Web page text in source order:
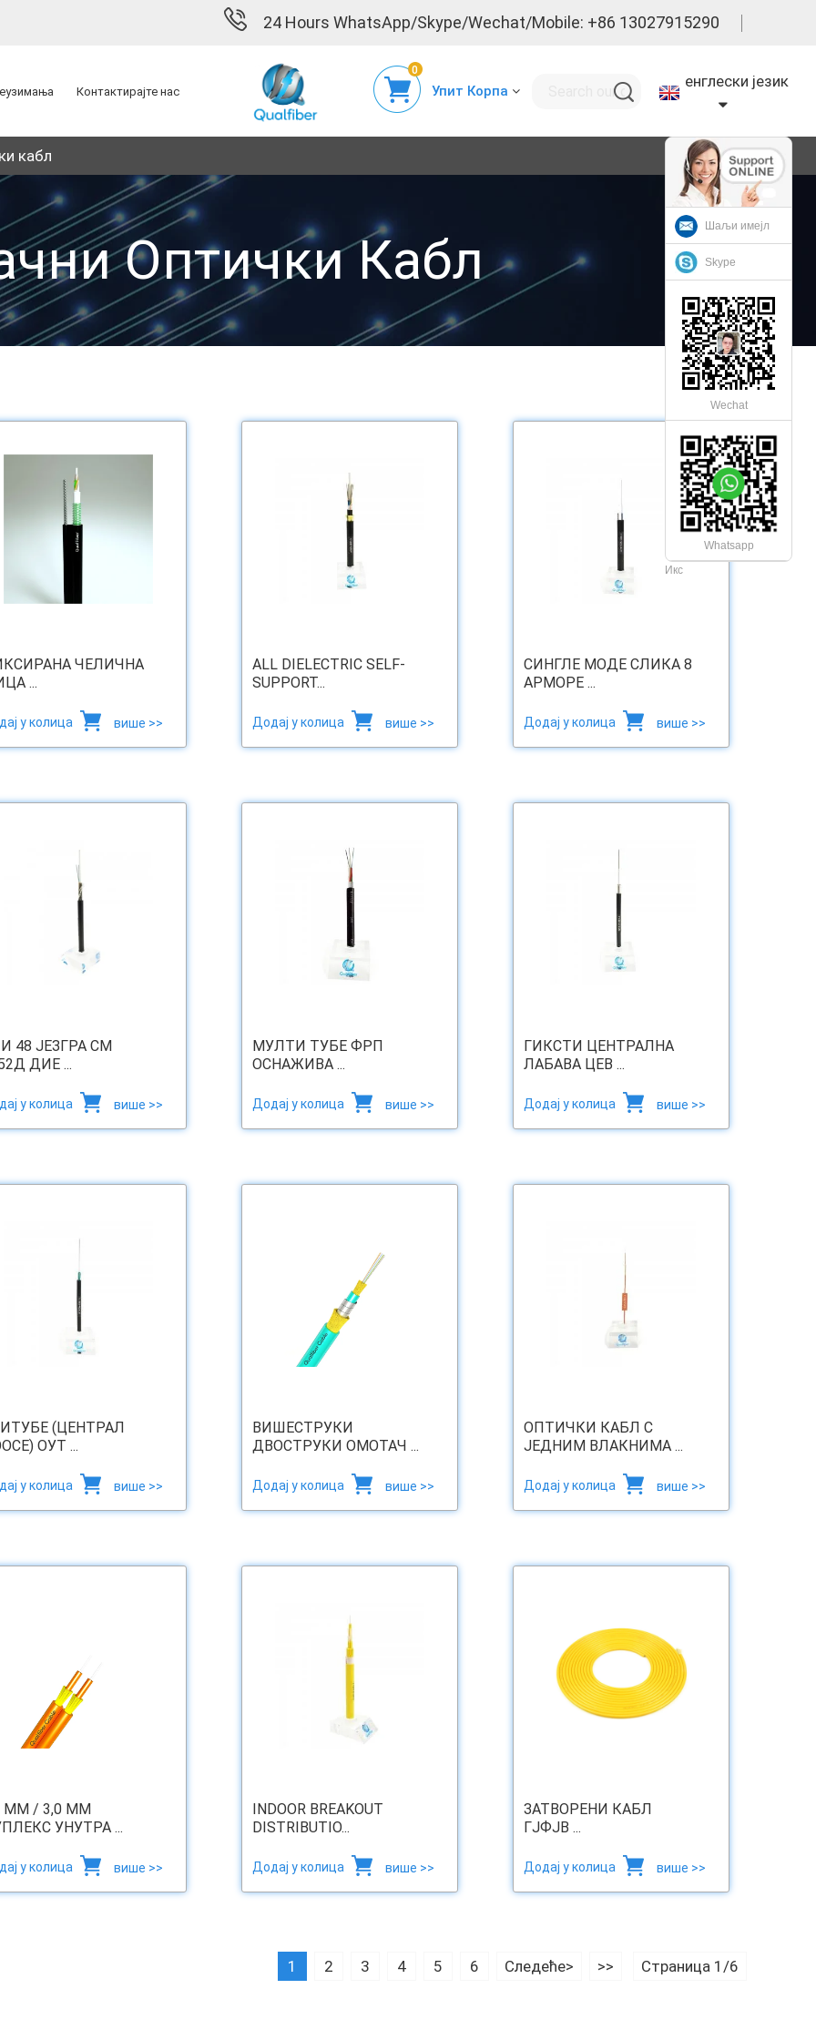
24 Hours WhatsApp/Skype/Wechat/Mobile: +86 13027915290
Контактирајте нас Упит Корпа
0
енглески језик
кабл
Оптички Кабл
ЧЕЛИЧНА
...
у колица више >>
ALL DIELECTRIC SELF-
SUPPORT...
Додај у колица више >>
СИНГЛЕ МОДЕ СЛИКА 8
АРМОРЕ ...
Додај у колица више >>
48 ЈЕЗГРА СМ
ДИЕ ...
у колица више >>
МУЛТИ ТУБЕ ФРП
ОСНАЖИВА ...
Додај у колица више >>
ГИКСТИ ЦЕНТРАЛНА
ЛАБАВА ЦЕВ ...
Додај у колица више >>
(ЦЕНТРАЛ
ОУТ ...
у колица више >>
ВИШЕСТРУКИ
ДВОСТРУКИ ОМОТАЧ ...
Додај у колица више >>
ОПТИЧКИ КАБЛ С
ЈЕДНИМ ВЛАКНИМА ...
Додај у колица више >>
ММ / 3,0 ММ
УНУТРА ...
у колица више >>
INDOOR BREAKOUT
DISTRIBUTIO...
Додај у колица више >>
ЗАТВОРЕНИ КАБЛ
ГЈФЈВ ...
Додај у колица више >>
1 2 3 4 5 6 Следеће> >> Страница 1/6
Шаљи имејл
Skype
Wechat
Whatsapp
Икс